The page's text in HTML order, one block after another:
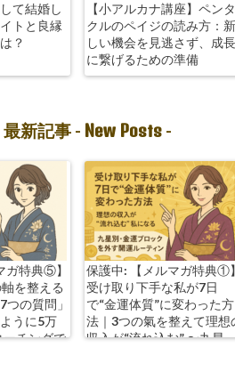
て結婚し
トと良縁
？
【小アルカナ講座】ペンタ
クルのペイジの読み方：新
しい機会を見逃さず、成長
に繋げるための準備
最新記事 - New Posts -
ガ特典⑤】
を整える
つの質問」
うに5万
チングで
保護中: 【メルマガ特典①】
受け取り下手な私が7日
で“金運体質”に変わった方
法｜3つの氣を整えて理想
収入が“流れ込む” 〜九星